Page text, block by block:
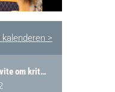
>
Arendalsuka: Alt du trenger å vite om kritiske og strategiske verdikjeder i Norge